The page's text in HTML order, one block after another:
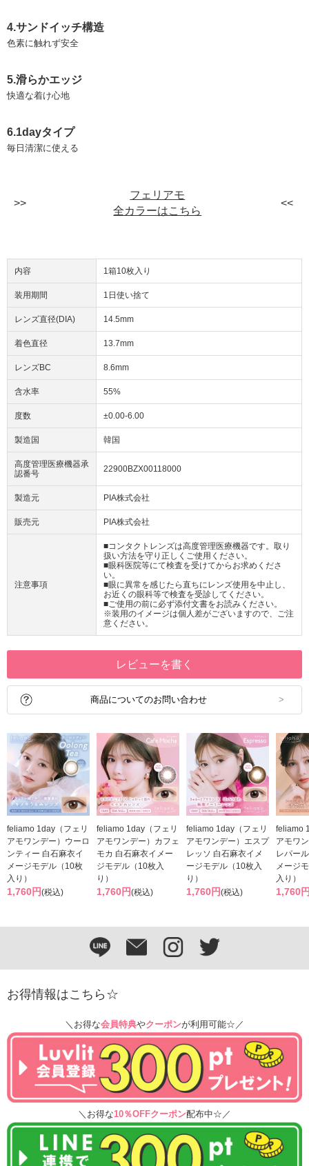
4.サンドイッチ構造
色素に触れず安全
5.滑らかエッジ
快適な着け心地
6.1dayタイプ
毎日清潔に使える
フェリアモ
全カラーはこちら
内容 1箱10枚入り
装用期間 1日使い捨て
レンズ直径(DIA) 14.5mm
着色直径 13.7mm
レンズBC 8.6mm
含水率 55%
度数 ±0.00-6.00
製造国 韓国
高度管理医療機器承
認番号
22900BZX00118000
製造元 PIA株式会社
販売元 PIA株式会社
注意事項
■コンタクトレンズは高度管理医療機器です。取り
扱い方法を守り正しくご使用ください。
■眼科医院等にて検査を受けてからお求めくださ
い。
■眼に異常を感じたら直ちにレンズ使用を中止し、
お近くの眼科等で検査を受診してください。
■ご使用の前に必ず添付文書をお読みください。
※装用のイメージは個人差がございますので、ご注
意ください。
レビューを書く
商品についてのお問い合わせ
feliamo 1day（フェリ
アモワンデー）ウーロ
ンティー 白石麻衣イ
メージモデル（10枚
入り）
1,760円(税込)
feliamo 1day（フェリ
アモワンデー）カフェ
モカ 白石麻衣イメー
ジモデル（10枚入
り）
1,760円(税込)
feliamo 1day（フェリ
アモワンデー）エスプ
レッソ 白石麻衣イメ
ージモデル（10枚入
り）
1,760円(税込)
feliamo
アモワ
レパー
メージ
入り）
1,760
お得情報はこちら☆
＼お得な会員特典やクーポンが利用可能☆／
＼お得な10％OFFクーポン配布中☆／